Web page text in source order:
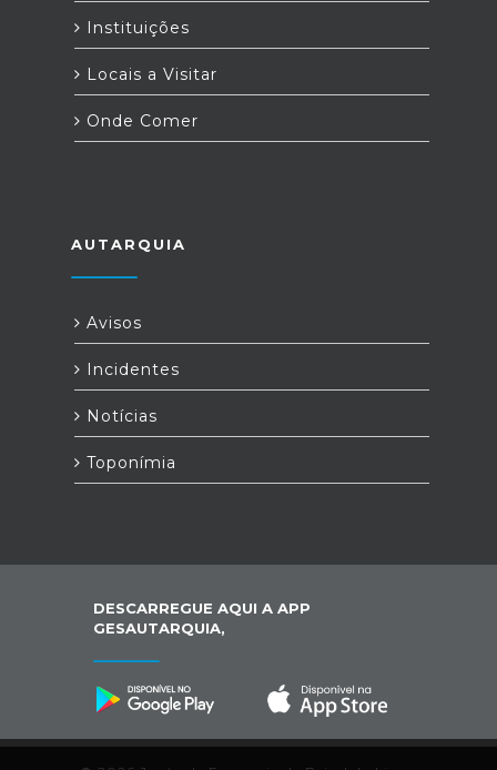
Instituições
Locais a Visitar
Onde Comer
AUTARQUIA
Avisos
Incidentes
Notícias
Toponímia
DESCARREGUE AQUI A APP
GESAUTARQUIA,